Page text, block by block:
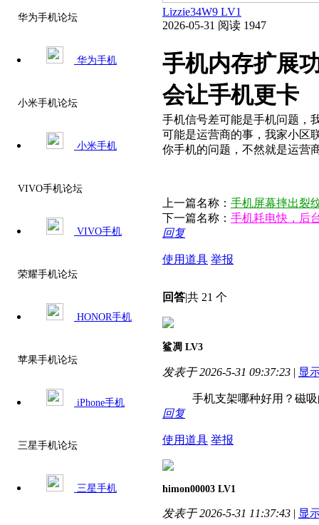
华为手机论坛
华为手机
小米手机论坛
小米手机
VIVO手机论坛
VIVO手机
荣耀手机论坛
HONOR手机
苹果手机论坛
iPhone手机
三星手机论坛
三星手机
Lizzie34W9 LV1
2026-05-31 阅读 1947
手机内存扩展
会让手机更卡​
手机信号差可能是手机问题，
可能是运营商的事，我家小区
你手机的问题，不然就是运营
上一篇名称： 手机屏幕摔出裂
下一篇名称： 手机耗电快，后
回复
使用道具 举报
回答|共 21 个
鲨凋 LV3
发表于 2026-5-31 09:37:23 | 显
手机支架哪种好用？磁
回复
使用道具 举报
himon00003 LV1
发表于 2026-5-31 11:37:43 | 显